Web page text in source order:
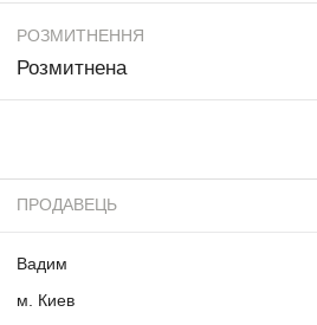
РОЗМИТНЕННЯ
Розмитнена
ПРОДАВЕЦЬ
Вадим
м. Киев